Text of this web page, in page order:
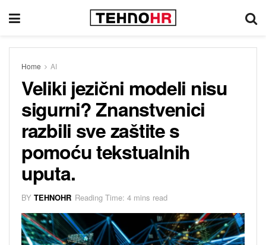
Home AI
Veliki jezični modeli nisu
sigurni? Znanstvenici
razbili sve zaštite s
pomoću tekstualnih
uputa.
BY TEHNOHR Reading Time: 4 mins read